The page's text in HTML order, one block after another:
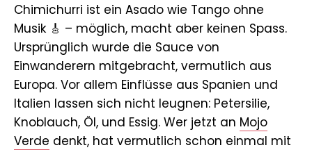
Chimichurri ist ein Asado wie Tango ohne
Musik 🎸 – möglich, macht aber keinen Spass.
Ursprünglich wurde die Sauce von
Einwanderern mitgebracht, vermutlich aus
Europa. Vor allem Einflüsse aus Spanien und
Italien lassen sich nicht leugnen: Petersilie,
Knoblauch, Öl, und Essig. Wer jetzt an Mojo
Verde denkt, hat vermutlich schon einmal mit